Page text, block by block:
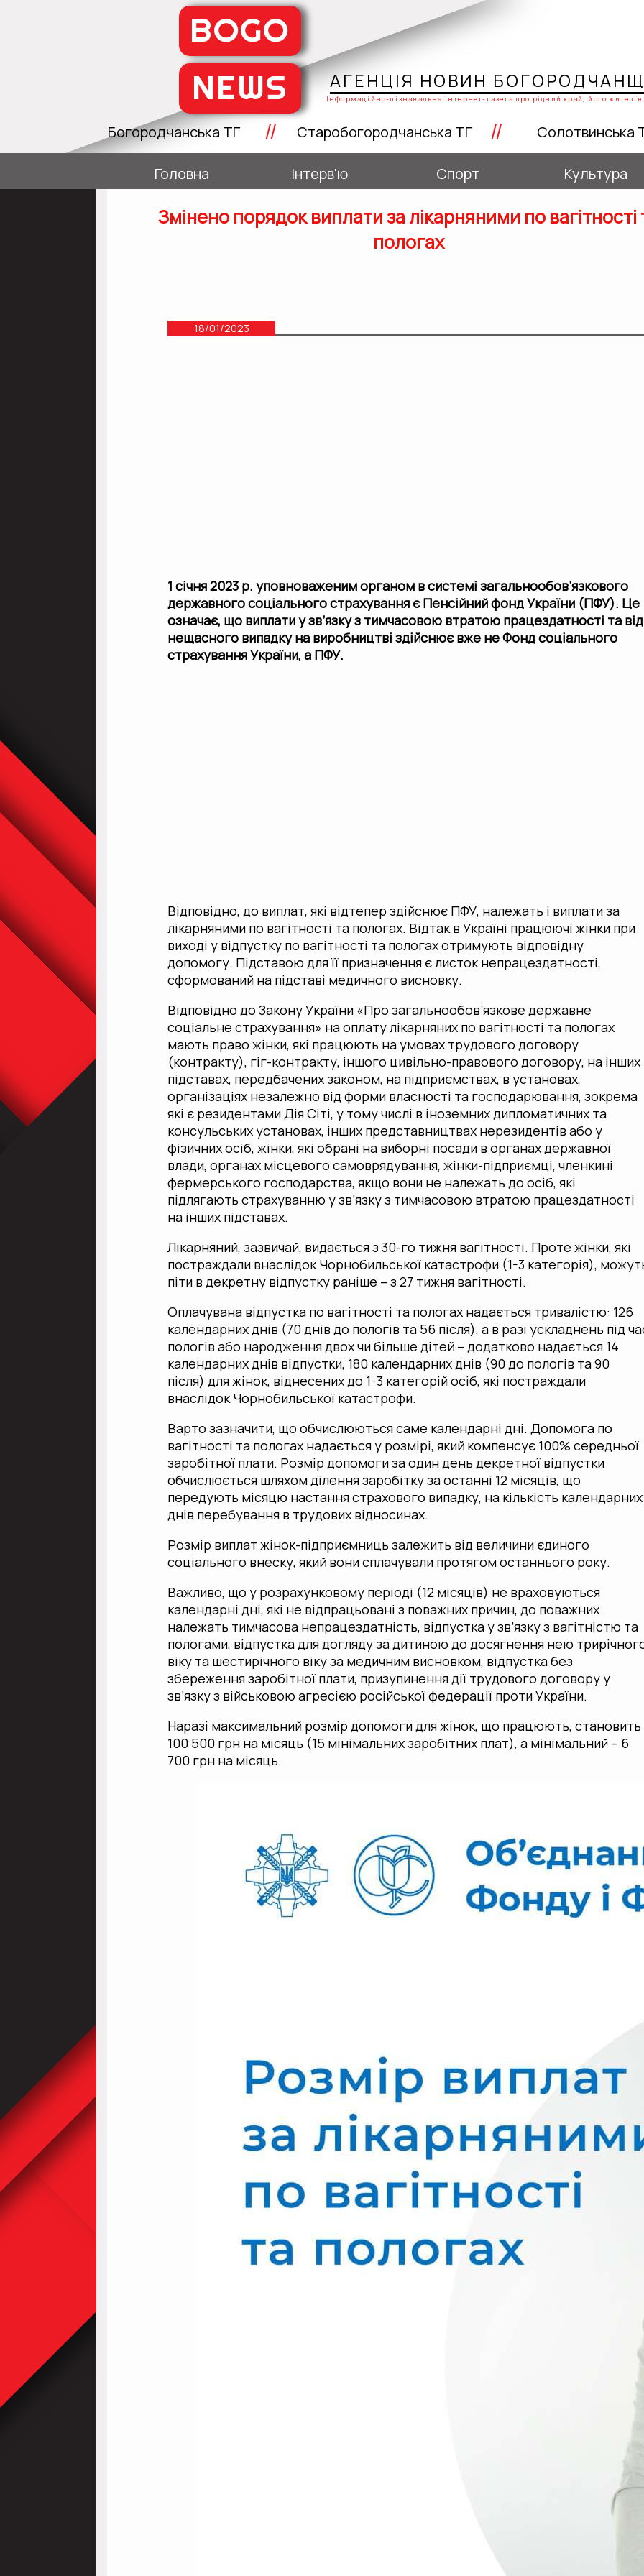
АГЕНЦІЯ НОВИН
Інформаційно-пізнавальна інтернет-газета про рідний край, його жителів
BOGO
NEWS
Богородчанська ТГ // Старобогородчанська ТГ // Солотвинська
Головна Інтерв'ю Спорт Культура
Змінено порядок виплати за лікарняними по вагітності
пологах
18/01/2023
1 січня 2023 р. уповноваженим органом в системі загальнообов’язкового
державного соціального страхування є Пенсійний фонд України (ПФУ). Це
означає, що виплати у зв’язку з тимчасовою втратою працездатності та від
нещасного випадку на виробництві здійснює вже не Фонд соціального
страхування України, а ПФУ.
Відповідно, до виплат, які відтепер здійснює ПФУ, належать і виплати за
лікарняними по вагітності та пологах. Відтак в Україні працюючі жінки при
виході у відпустку по вагітності та пологах отримують відповідну
допомогу. Підставою для її призначення є листок непрацездатності,
сформований на підставі медичного висновку.
Відповідно до Закону України «Про загальнообов’язкове державне
соціальне страхування» на оплату лікарняних по вагітності та пологах
мають право жінки, які працюють на умовах трудового договору
(контракту), гіг-контракту, іншого цивільно-правового договору, на інших
підставах, передбачених законом, на підприємствах, в установах,
організаціях незалежно від форми власності та господарювання, зокрема
які є резидентами Дія Сіті, у тому числі в іноземних дипломатичних та
консульських установах, інших представництвах нерезидентів або у
фізичних осіб, жінки, які обрані на виборні посади в органах державної
влади, органах місцевого самоврядування, жінки-підприємці, членкині
фермерського господарства, якщо вони не належать до осіб, які
підлягають страхуванню у зв’язку з тимчасовою втратою працездатності
на інших підставах.
Лікарняний, зазвичай, видається з 30-го тижня вагітності. Проте жінки, які
постраждали внаслідок Чорнобильської катастрофи (1-3 категорія),
піти в декретну відпустку раніше – з 27 тижня вагітності.
Оплачувана відпустка по вагітності та пологах надається тривалістю: 126
календарних днів (70 днів до пологів та 56 після), а в разі ускладнень під
пологів або народження двох чи більше дітей – додатково надається 14
календарних днів відпустки, 180 календарних днів (90 до пологів та 90
після) для жінок, віднесених до 1-3 категорій осіб, які постраждали
внаслідок Чорнобильської катастрофи.
Варто зазначити, що обчислюються саме календарні дні. Допомога по
вагітності та пологах надається у розмірі, який компенсує 100% середньої
заробітної плати. Розмір допомоги за один день декретної відпустки
обчислюється шляхом ділення заробітку за останні 12 місяців, що
передують місяцю настання страхового випадку, на кількість календарних
днів перебування в трудових відносинах.
Розмір виплат жінок-підприємниць залежить від величини єдиного
соціального внеску, який вони сплачували протягом останнього року.
Важливо, що у розрахунковому періоді (12 місяців) не враховуються
календарні дні, які не відпрацьовані з поважних причин, до поважних
належать тимчасова непрацездатність, відпустка у зв’язку з вагітністю та
пологами, відпустка для догляду за дитиною до досягнення нею
віку та шестирічного віку за медичним висновком, відпустка без
збереження заробітної плати, призупинення дії трудового договору у
зв’язку з військовою агресією російської федерації проти України.
Наразі максимальний розмір допомоги для жінок, що працюють, становить
100 500 грн на місяць (15 мінімальних заробітних плат), а мінімальний – 6
700 грн на місяць.